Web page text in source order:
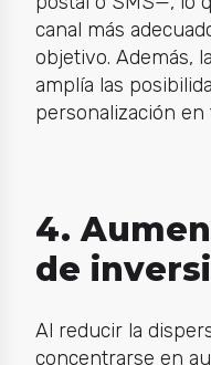
canal más
objetivo. Además, la
amplía las
personalización en
4.
de
Al reducir la
concentrarse en